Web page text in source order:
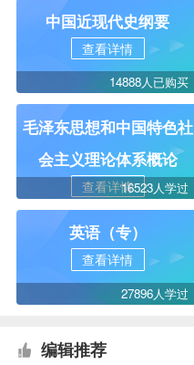
中国近现代史纲要
查看详情
14888人已购买
毛泽东思想和中国特色社
会主义理论体系概论
查看详情16523人学过
英语（专）
查看详情
27896人学过
编辑推荐